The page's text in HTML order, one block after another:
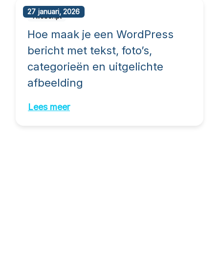
27 januari, 2026
TwoScript
Hoe maak je een WordPress
bericht met tekst, foto’s,
categorieën en uitgelichte
afbeelding
Lees meer